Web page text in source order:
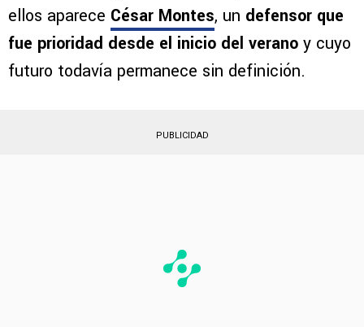
ellos aparece César Montes, un defensor que
fue prioridad desde el inicio del verano y cuyo
futuro todavía permanece sin definición.
PUBLICIDAD